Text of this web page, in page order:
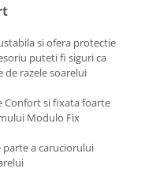
si ofera protectie
puteti fi siguri ca
de razele soarelui
Confort si fixata foarte
Modulo Fix
parte a caruciorului